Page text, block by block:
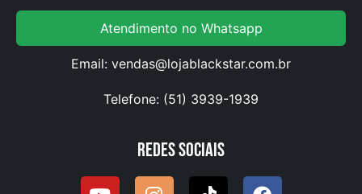
Atendimento no Whatsapp
Email: vendas@lojablackstar.com.br
Telefone: (51) 3939-1939
Redes Sociais